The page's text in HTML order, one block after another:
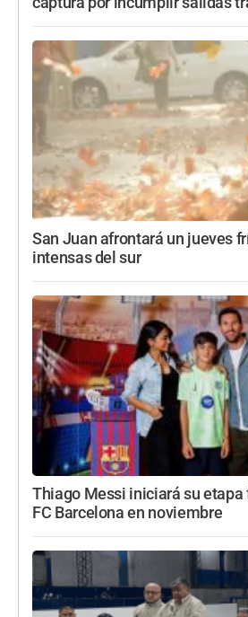
San Juan afrontará un jueves
intensas del sur
Thiago Messi iniciará su etapa
FC Barcelona en noviembre